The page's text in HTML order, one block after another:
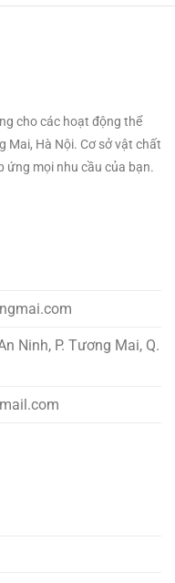
cho các hoạt động thể
Mai, Hà Nội. Cơ sở vật chất
ứng mọi nhu cầu của bạn.
Ninh, P. Tương Mai, Q.